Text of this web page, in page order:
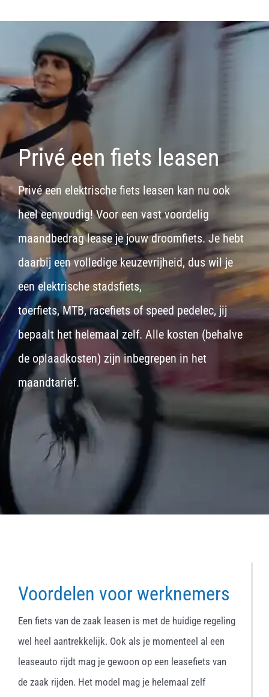
Privé een fiets leasen
Privé een elektrische fiets leasen kan nu ook
heel eenvoudig! Voor een vast voordelig
maandbedrag lease je jouw droomfiets. Je hebt
daarbij een volledige keuzevrijheid, dus wil je
eenelektrische stadsfiets,
toerfiets,MTB,racefietsof speed pedelec, jij
bepaalt het helemaal zelf. Alle kosten (behalve
de oplaadkosten) zijn inbegrepen in het
maandtarief.
Voordelen voor werknemers
Een fiets van de zaak leasen is met de huidige regeling
wel heel aantrekkelijk. Ook als je momenteel al een
leaseauto rijdt mag je gewoon op een leasefiets van
de zaak rijden. Het model mag je helemaal zelf